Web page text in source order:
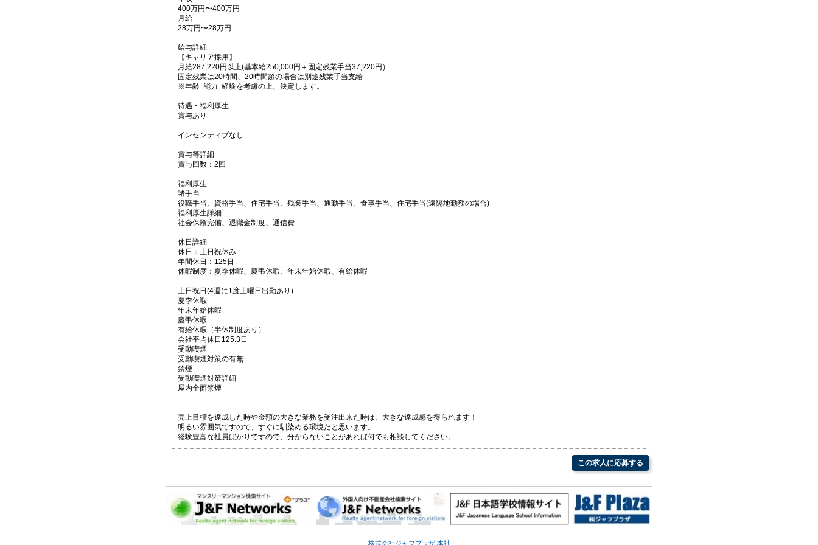
400万円〜400万円
月給
28万円〜28万円
給与詳細
【キャリア採用】
月給287,220円以上(基本給250,000円＋固定残業手当37,220円）
固定残業は20時間、20時間超の場合は別途残業手当支給
※年齢･能力･経験を考慮の上、決定します。
待遇・福利厚生
賞与あり
インセンティブなし
賞与等詳細
賞与回数：2回
福利厚生
諸手当
役職手当、資格手当、住宅手当、残業手当、通勤手当、食事手当、住宅手当(遠隔地勤務の場合)
福利厚生詳細
社会保険完備、退職金制度、通信費
休日詳細
休日：土日祝休み
年間休日：125日
休暇制度：夏季休暇、慶弔休暇、年末年始休暇、有給休暇
土日祝日(4週に1度土曜日出勤あり)
夏季休暇
年末年始休暇
慶弔休暇
有給休暇（半休制度あり）
会社平均休日125.3日
受動喫煙
受動喫煙対策の有無
禁煙
受動喫煙対策詳細
屋内全面禁煙
売上目標を達成した時や金額の大きな業務を受注出来た時は、大きな達成感を得られます！
明るい雰囲気ですので、すぐに馴染める環境だと思います。
経験豊富な社員ばかりですので、分からないことがあれば何でも相談してください。
この求人に応募する
株式会社ジャフプラザ本社